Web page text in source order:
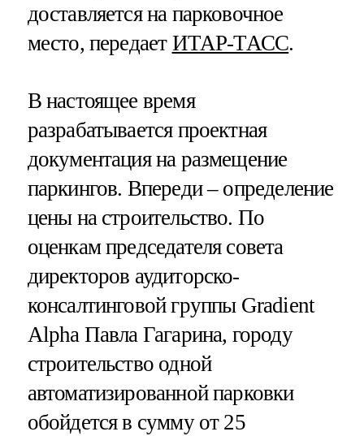
доставляется на парковочное
место, передает ИТАР-ТАСС.
В настоящее время
разрабатывается проектная
документация на размещение
паркингов. Впереди – определение
цены на строительство. По
оценкам председателя совета
директоров аудиторско-
консалтинговой группы Gradient
Alpha Павла Гагарина, городу
строительство одной
автоматизированной парковки
обойдется в сумму от 25